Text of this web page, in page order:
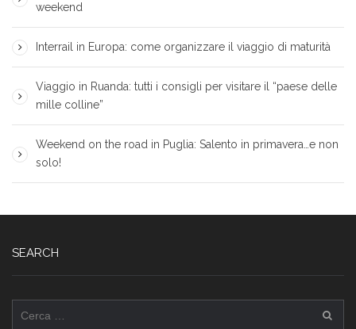
weekend
Interrail in Europa: come organizzare il viaggio di maturità
Viaggio in Ruanda: tutti i consigli per visitare il “paese delle
mille colline”
Weekend on the road in Puglia: Salento in primavera…e non
solo!
SEARCH
per: